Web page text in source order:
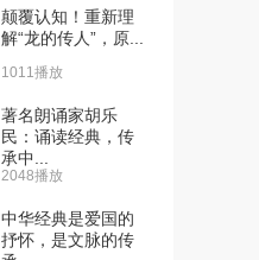
颠覆认知！重新理
解“龙的传人”，原...
1011播放
著名朗诵家胡乐
民：诵读经典，传
承中...
2048播放
中华经典是爱国的
抒怀，是文脉的传